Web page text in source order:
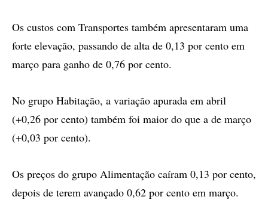
Os custos com Transportes também apresentaram uma
forte elevação, passando de alta de 0,13 por cento em
março para ganho de 0,76 por cento.
No grupo Habitação, a variação apurada em abril
(+0,26 por cento) também foi maior do que a de março
(+0,03 por cento).
Os preços do grupo Alimentação caíram 0,13 por cento,
depois de terem avançado 0,62 por cento em março.